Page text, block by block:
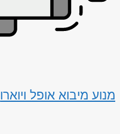
מנוע מיבוא אופל ויוארו